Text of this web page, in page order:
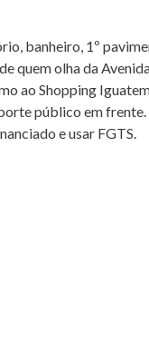
banheiro, 1º
quem olha da
ao Shopping
público em
e usar FGTS.